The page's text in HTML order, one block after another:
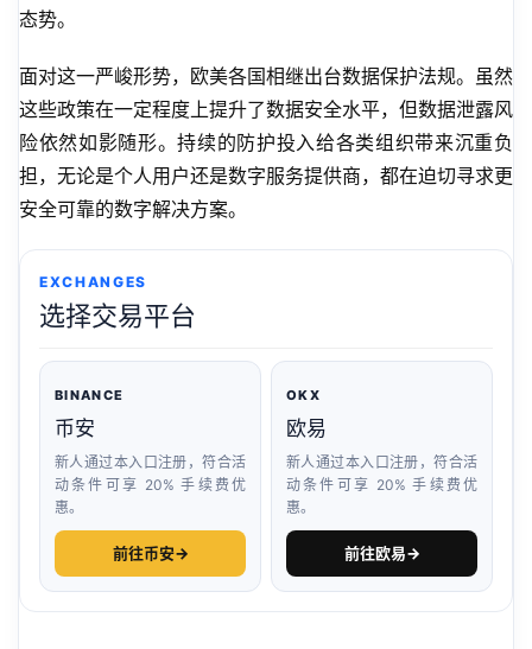
态势。
面对这一严峻形势，欧美各国相继出台数据保护法规。虽然
这些政策在一定程度上提升了数据安全水平，但数据泄露风
险依然如影随形。持续的防护投入给各类组织带来沉重负
担，无论是个人用户还是数字服务提供商，都在迫切寻求更
安全可靠的数字解决方案。
EXCHANGES
选择交易平台
BINANCE
币安
新人通过本入口注册，符合活
动条件可享 20% 手续费优
惠。
前往币安→
OKX
欧易
新人通过本入口注册，符合活
动条件可享 20% 手续费优
惠。
前往欧易→